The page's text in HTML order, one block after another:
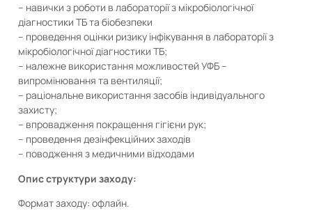
– навички з роботи в лабораторії з мікробіологічної
діагностики ТБ та біобезпеки
– проведення оцінки ризику інфікування в лабораторії з
мікробіологічної діагностики ТБ;
– належне використання можливостей УФБ –
випромінювання та вентиляції;
– раціональне використання засобів індивідуального
захисту;
– впровадження покращення гігієни рук;
– проведення дезінфекційних заходів
– поводження з медичними відходами
Опис структури заходу:
Формат заходу: офлайн.